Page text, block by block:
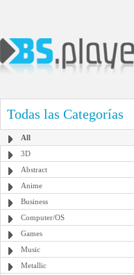
Todas las Categorías
All
3D
Abstract
Anime
Business
Computer/OS
Games
Music
Metallic